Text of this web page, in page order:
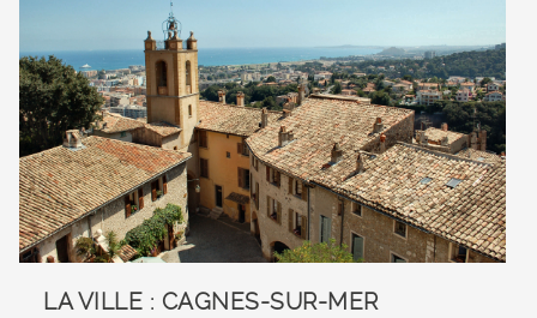
LA VILLE : CAGNES-SUR-MER